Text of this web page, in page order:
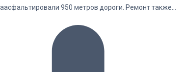
950 метров дороги. Ремонт также…